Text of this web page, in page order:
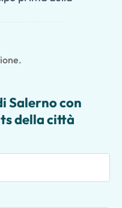
Salerno con
della città